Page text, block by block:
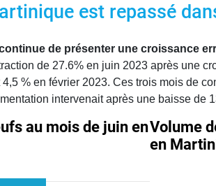
est repassé
de présenter une croissance
de 27.6% en juin 2023 après une
% en février 2023. Ces trois mois de
intervenait après une baisse de